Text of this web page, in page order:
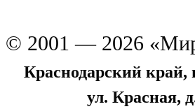
© 2001 — 2026
Краснодарский край,
ул. Красная,